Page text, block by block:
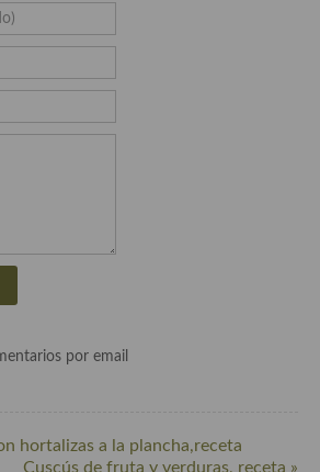
por email
hortalizas a la plancha,receta
Cuscús de fruta y verduras, receta »